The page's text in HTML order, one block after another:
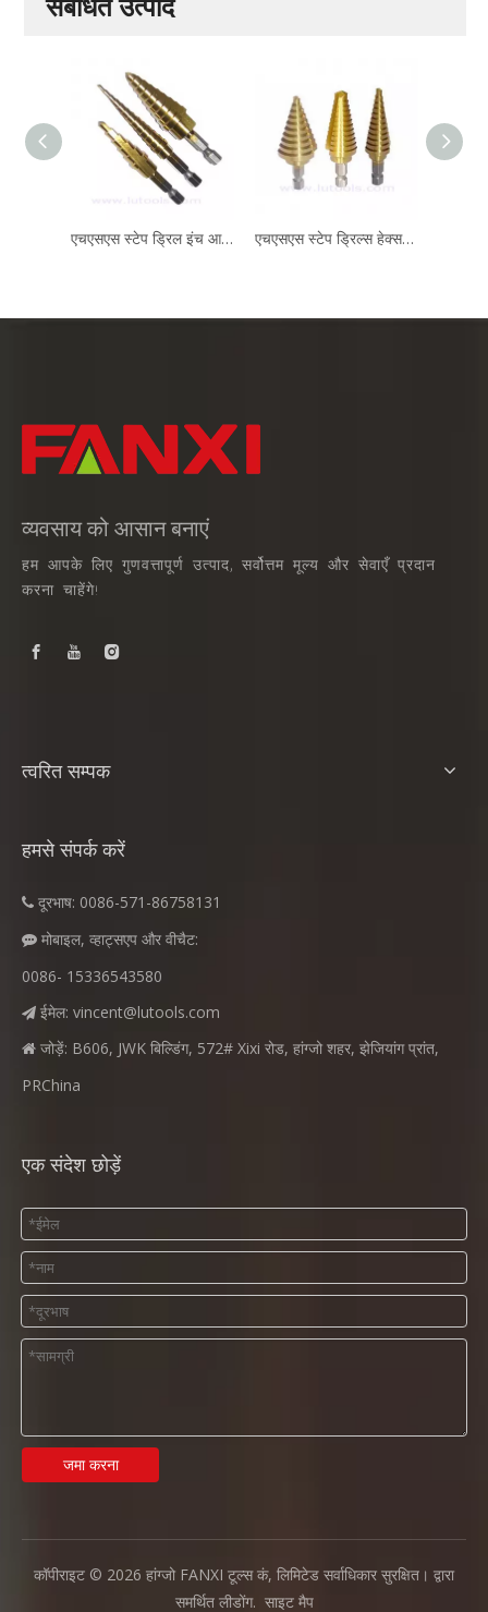
एचएसएस स्टेप ड्रिल इंच आकार एसडी-004 एचएसएस स्टेप ड्रिल्स हेक्स शैंक
व्यवसाय को आसान बनाएं
हम आपके लिए गुणवत्तापूर्ण उत्पाद, सर्वोत्तम मूल्य और सेवाएँ प्रदान
करना चाहेंगे!
त्वरित सम्पक
हमसे संपर्क करें
 दूरभाष: 0086-571-86758131
 मोबाइल, व्हाट्सएप और वीचैट:
0086- 15336543580
 ईमेल: vincent@lutools.com
 जोड़ें: B606, JWK बिल्डिंग, 572# Xixi रोड, हांग्जो शहर, झेजियांग प्रांत,
PRChina
एक संदेश छोड़ें
जमा करना
कॉपीराइट © 2026 हांग्जो FANXI टूल्स कं, लिमिटेड सर्वाधिकार सुरक्षित। द्वारा
समर्थित लीडोंग. साइट मैप